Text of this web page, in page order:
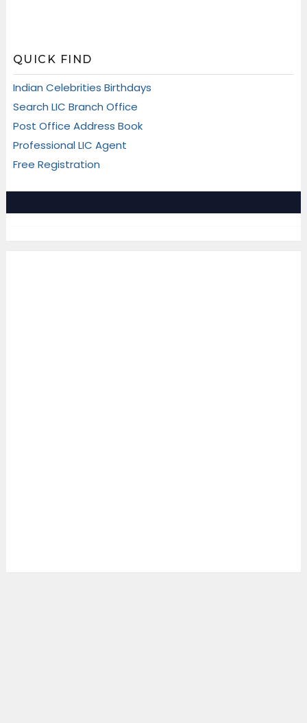
QUICK FIND
Indian Celebrities Birthdays
Search LIC Branch Office
Post Office Address Book
Professional LIC Agent
Free Registration